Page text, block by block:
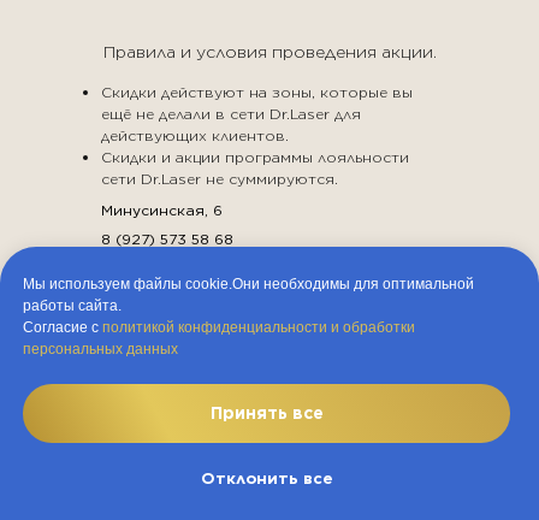
Мы используем файлы cookie.Они необходимы для оптимальной
работы сайта.
Согласие с политикой конфиденциальности и обработки
персональных данных
Принять все
Отклонить все
Положение о программе лояльности
Юридическая информация
ООО "ДОКТОР ЛАЗЕР"
ИНН 1841110067
ОГРН 1231800005084
Скидки действуют на зоны, которые вы
ещё не делали в сети Dr.Laser для
действующих клиентов.
Cкидки и акции программы лояльности
сети Dr.Laser не суммируются.
Правила и условия проведения акции.
Минусинская, 6
8 (927) 573 58 68
8 (927) 572 41 66